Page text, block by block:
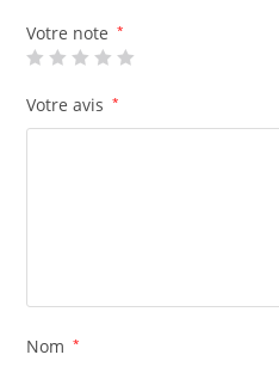
Votre note *
Votre avis *
Nom *